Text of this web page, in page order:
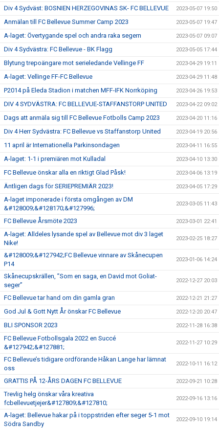
Div 4 Sydväst: BOSNIEN HERZEGOVINAS SK- FC BELLEVUE 2023-05-07 19:50
Anmälan till FC Bellevue Summer Camp 2023 2023-05-07 19:47
A-laget: Övertygande spel och andra raka segern 2023-05-07 09:07
Div 4 Sydvästra: FC Bellevue - BK Flagg 2023-05-05 17:44
Blytung trepoängare mot serieledande Vellinge FF 2023-04-29 19:11
A-laget: Vellinge FF-FC Bellevue 2023-04-29 11:48
P2014 på Eleda Stadion i matchen MFF-IFK Norrköping 2023-04-26 19:53
DIV 4 SYDVÄSTRA: FC BELLEVUE-STAFFANSTORP UNITED 2023-04-22 09:02
Dags att anmäla sig till FC Bellevue Fotbolls Camp 2023 2023-04-20 11:16
Div 4 Herr Sydvästra: FC Bellevue vs Staffanstorp United 2023-04-19 20:56
11 april är Internationella Parkinsondagen 2023-04-11 16:55
A-laget: 1-1 i premiären mot Kulladal 2023-04-10 13:30
FC Bellevue önskar alla en riktigt Glad Påsk! 2023-04-06 13:19
Äntligen dags för SERIEPREMIÄR 2023! 2023-04-05 17:29
A-laget imponerade i första omgången av DM
&#128009;&#128170;&#127996;
2023-03-05 11:43
FC Bellevue Årsmöte 2023 2023-03-01 22:41
A-laget: Alldeles lysande spel av Bellevue mot div 3 laget
Nike!
2023-02-25 18:27
&#128009;&#127942;FC Bellevue vinnare av Skånecupen
P14
2023-01-06 14:24
Skånecupskrällen, ”Som en saga, en David mot Goliat-
seger”
2022-12-27 20:03
FC Bellevue tar hand om din gamla gran 2022-12-21 21:27
God Jul & Gott Nytt År önskar FC Bellevue 2022-12-20 20:47
BLI SPONSOR 2023 2022-11-28 16:38
FC Bellevue Fotbollsgala 2022 en Succé
&#127942;&#127881;
2022-11-27 10:29
FC Bellevue’s tidigare ordförande Håkan Lange har lämnat
oss
2022-10-11 16:12
GRATTIS PÅ 12-ÅRS DAGEN FC BELLEVUE 2022-09-21 10:28
Trevlig helg önskar våra kreativa
fcbellevuetjejer&#127809;&#127810;
2022-09-16 13:16
A-laget: Bellevue hakar på i toppstriden efter seger 5-1 mot
Södra Sandby
2022-09-10 19:14